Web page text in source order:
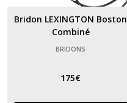
Bridon LEXINGTON Boston
Combiné
BRIDONS
175€